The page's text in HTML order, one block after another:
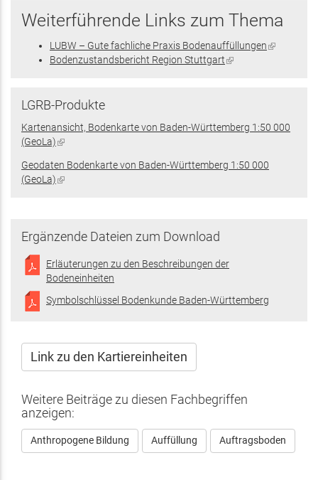
Weiterführende Links zum Thema
LUBW – Gute fachliche Praxis Bodenauffüllungen(Link
Bodenzustandsbericht Region Stuttgart(Link
LGRB-Produkte
Kartenansicht, Bodenkarte von Baden-Württemberg 1:50 000
(GeoLa)(Link
extern)
Geodaten Bodenkarte von Baden-Württemberg 1:50 000
(GeoLa)(Link
Ergänzende Dateien zum Download
Erläuterungen zu den Beschreibungen der
Bodeneinheiten
Symbolschlüssel Bodenkunde Baden-Württemberg
Link zu den Kartiereinheiten
Weitere Beiträge zu diesen Fachbegriffen
anzeigen:
Anthropogene Bildung Auffüllung Auftragsboden